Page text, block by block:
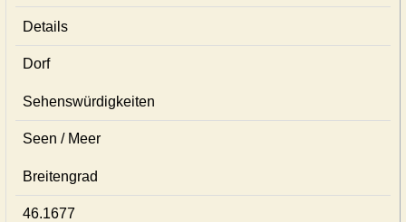
Details
Dorf
Sehenswürdigkeiten
Seen / Meer
Breitengrad
46.1677